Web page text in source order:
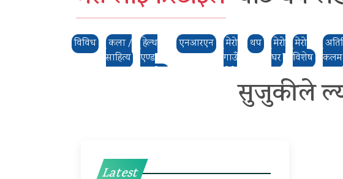
विविध
कला /
साहित्य
हेल्थ
एण्ड
एनआरएन
मेरो
गाउँ
ठाउँ
थप
मेरो
घर
मेरो
विशेष
कलम
सुजुकीले
Latest